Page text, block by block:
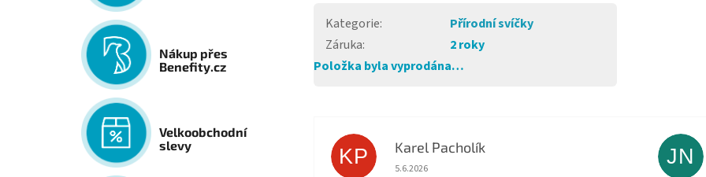
Nákup přes
Benefity.cz
Velkoobchodní
slevy
Kategorie:
Přírodní svíčky
Záruka:
2 roky
Položka byla vyprodána…
KP Karel Pacholík
Hodnocení obchodu je 4 z 5 hvězdiček.
5.6.2026
JN